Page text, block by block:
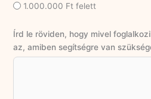
1.000.000 Ft felett
Írd le röviden, hogy mivel
az, amiben segítségre van